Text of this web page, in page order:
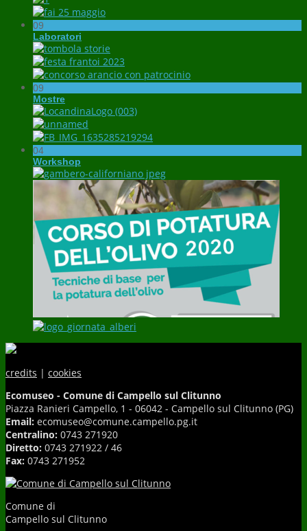
09
Laboratori
09
Mostre
04
Workshop
credits | cookies
Ecomuseo - Comune di Campello sul Clitunno
Piazza Ranieri Campello, 1 - 06042 - Campello sul Clitunno (PG)
Email: ecomuseo@comune.campello.pg.it
Centralino: 0743 271920
Diretto: 0743 271922 / 46
Fax: 0743 271952
Comune di
Campello sul Clitunno